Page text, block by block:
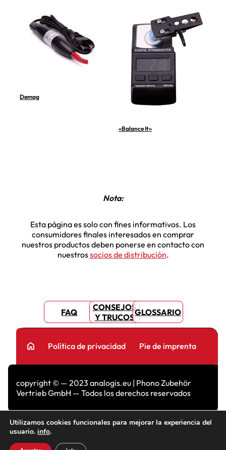
Demag
«Balance It»
Nota:
Esta página es solo con fines informativos. Los
consumidores finales interesados en comprar
nuestros productos deben ponerse en contacto con
nuestrossocios de distribución.
FAQ
CONSEJOS
Y TRUCOSGLOSSARIO
copyright © — 2023 analogis.eu | Phono Zubehör
Vertrieb GmbH — Todos los derechos reservados
home Política de privacidad Pie de imprenta
Utilizamos cookies funcionales para mejorar la experiencia del
usuario. info.